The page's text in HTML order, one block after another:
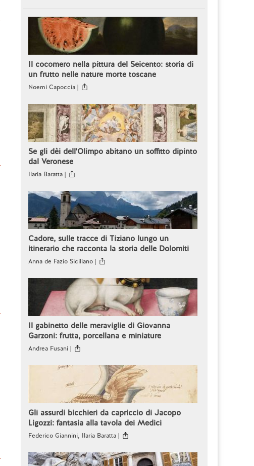
Il cocomero nella pittura del Seicento: storia di
un frutto nelle nature morte toscane
Noemi Capoccia |
Se gli dèi dell'Olimpo abitano un soffitto dipinto
dal Veronese
Ilaria Baratta |
Cadore, sulle tracce di Tiziano lungo un
itinerario che racconta la storia delle Dolomiti
Anna de Fazio Siciliano |
Il gabinetto delle meraviglie di Giovanna
Garzoni: frutta, porcellana e miniature
Andrea Fusani |
Gli assurdi bicchieri da capriccio di Jacopo
Ligozzi: fantasia alla tavola dei Medici
Federico Giannini, Ilaria Baratta |